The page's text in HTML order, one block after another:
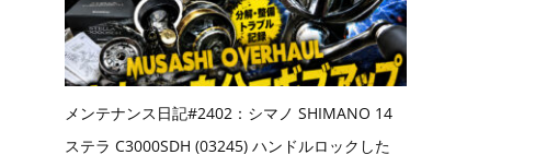
メンテナンス日記#2402：シマノ SHIMANO 14
ステラ C3000SDH (03245) ハンドルロックした